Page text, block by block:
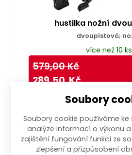
hustilka nožní
dvoupístová;
více než 10 ks
579,00Kč
289,50Kč
Koupit
Soubory
Soubory cookie používáme
analýze informací o výkonu
zajištění fungování funkcí ze
zlepšení a přizpůsobení